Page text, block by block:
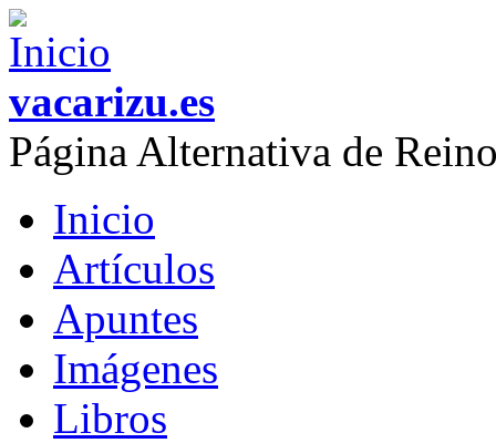
Skip to main content
vacarizu.es
Página Alternativa de
Main menu
Inicio
Artículos
Apuntes
Imágenes
Libros